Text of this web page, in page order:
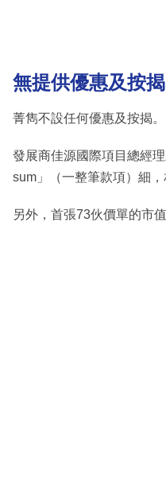
無提供優惠及按揭
菁雋不設任何優惠及按揭。
發展商佳源國際項目總經
sum」（一整筆款項）細，
另外，首張73伙價單的市